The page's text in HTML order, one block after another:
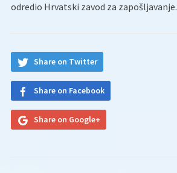
odredio Hrvatski zavod za zapošljavanje.
Share on Twitter
Share on Facebook
Share on Google+